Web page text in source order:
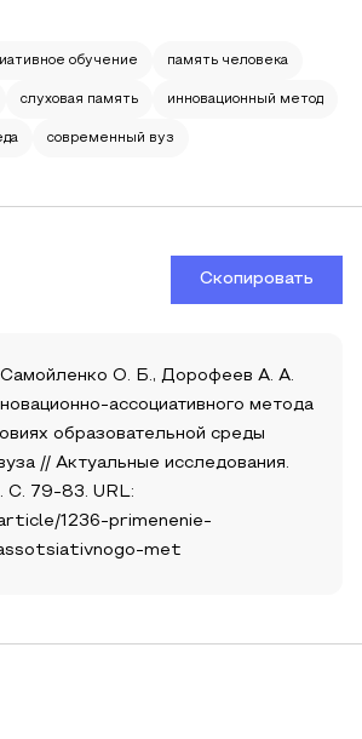
обучение память человека
слуховая память инновационный метод
современный вуз
Скопировать
О. Б., Дорофеев А. А.
ассоциативного метода
образовательной среды
// Актуальные исследования.
С. 79-83. URL:
1236-primenenie-
met